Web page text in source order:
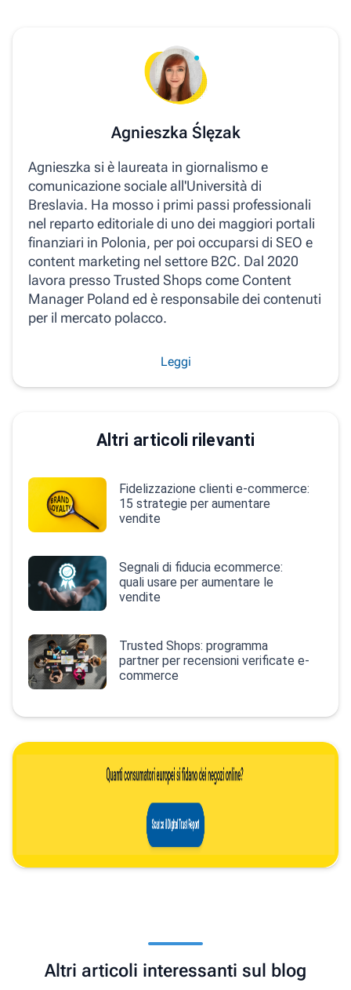
Agnieszka Ślęzak
Agnieszka si è laureata in giornalismo e
comunicazione sociale all'Università di
Breslavia. Ha mosso i primi passi professionali
nel reparto editoriale di uno dei maggiori portali
finanziari in Polonia, per poi occuparsi di SEO e
content marketing nel settore B2C. Dal 2020
lavora presso Trusted Shops come Content
Manager Poland ed è responsabile dei contenuti
per il mercato polacco.
Leggi
Altri articoli rilevanti
Fidelizzazione clienti e-commerce:
15 strategie per aumentare
vendite
Segnali di fiducia ecommerce:
quali usare per aumentare le
vendite
Trusted Shops: programma
partner per recensioni verificate e-
commerce
Altri articoli interessanti sul blog